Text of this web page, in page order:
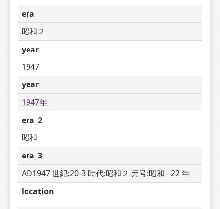
era
昭和２
year
1947
year
1947年
era_2
昭和
era_3
AD1947 世紀:20-B 時代:昭和２ 元号:昭和 - 22 年
location